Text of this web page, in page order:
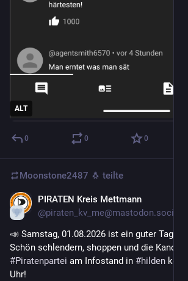
ALT
0 0 0
Moonstone2487 🐧 teilte
PIRATEN Kreis Mettmann
@piraten_kv_me@mastodon.social
📣 Samstag, 01.08.2026 ist ein guter Tag
#Piratenpartei am Infostand in #hilden
Uhr!